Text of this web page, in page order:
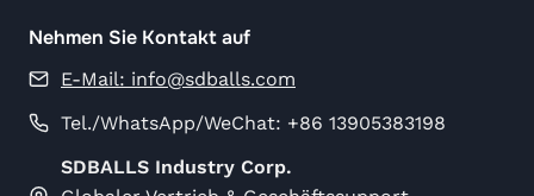
Nehmen Sie Kontakt auf
E-Mail: info@sdballs.com
Tel./WhatsApp/WeChat: +86 13905383198
SDBALLS Industry Corp.